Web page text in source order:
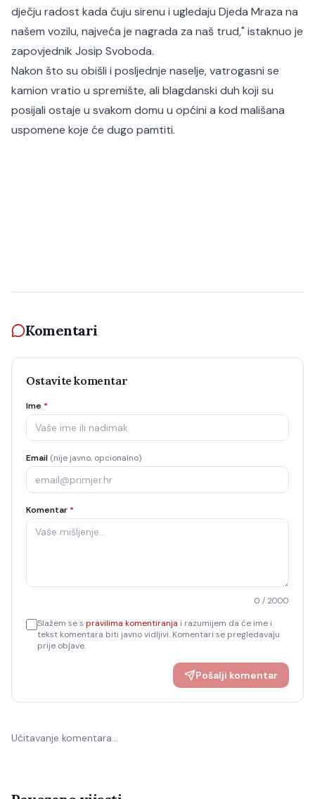
dječju radost kada čuju sirenu i ugledaju Djeda Mraza na
našem vozilu, najveća je nagrada za naš trud," istaknuo je
zapovjednik Josip Svoboda.
Nakon što su obišli i posljednje naselje, vatrogasni se
kamion vratio u spremište, ali blagdanski duh koji su
posijali ostaje u svakom domu u općini a kod mališana
uspomene koje će dugo pamtiti.
Komentari
Ostavite komentar
Ime *
Email (nije javno, opcionalno)
Komentar *
0 / 2000
Slažem se s pravilima komentiranja i razumijem da će ime i
tekst komentara biti javno vidljivi. Komentari se pregledavaju
prije objave.
Pošalji komentar
Učitavanje komentara…